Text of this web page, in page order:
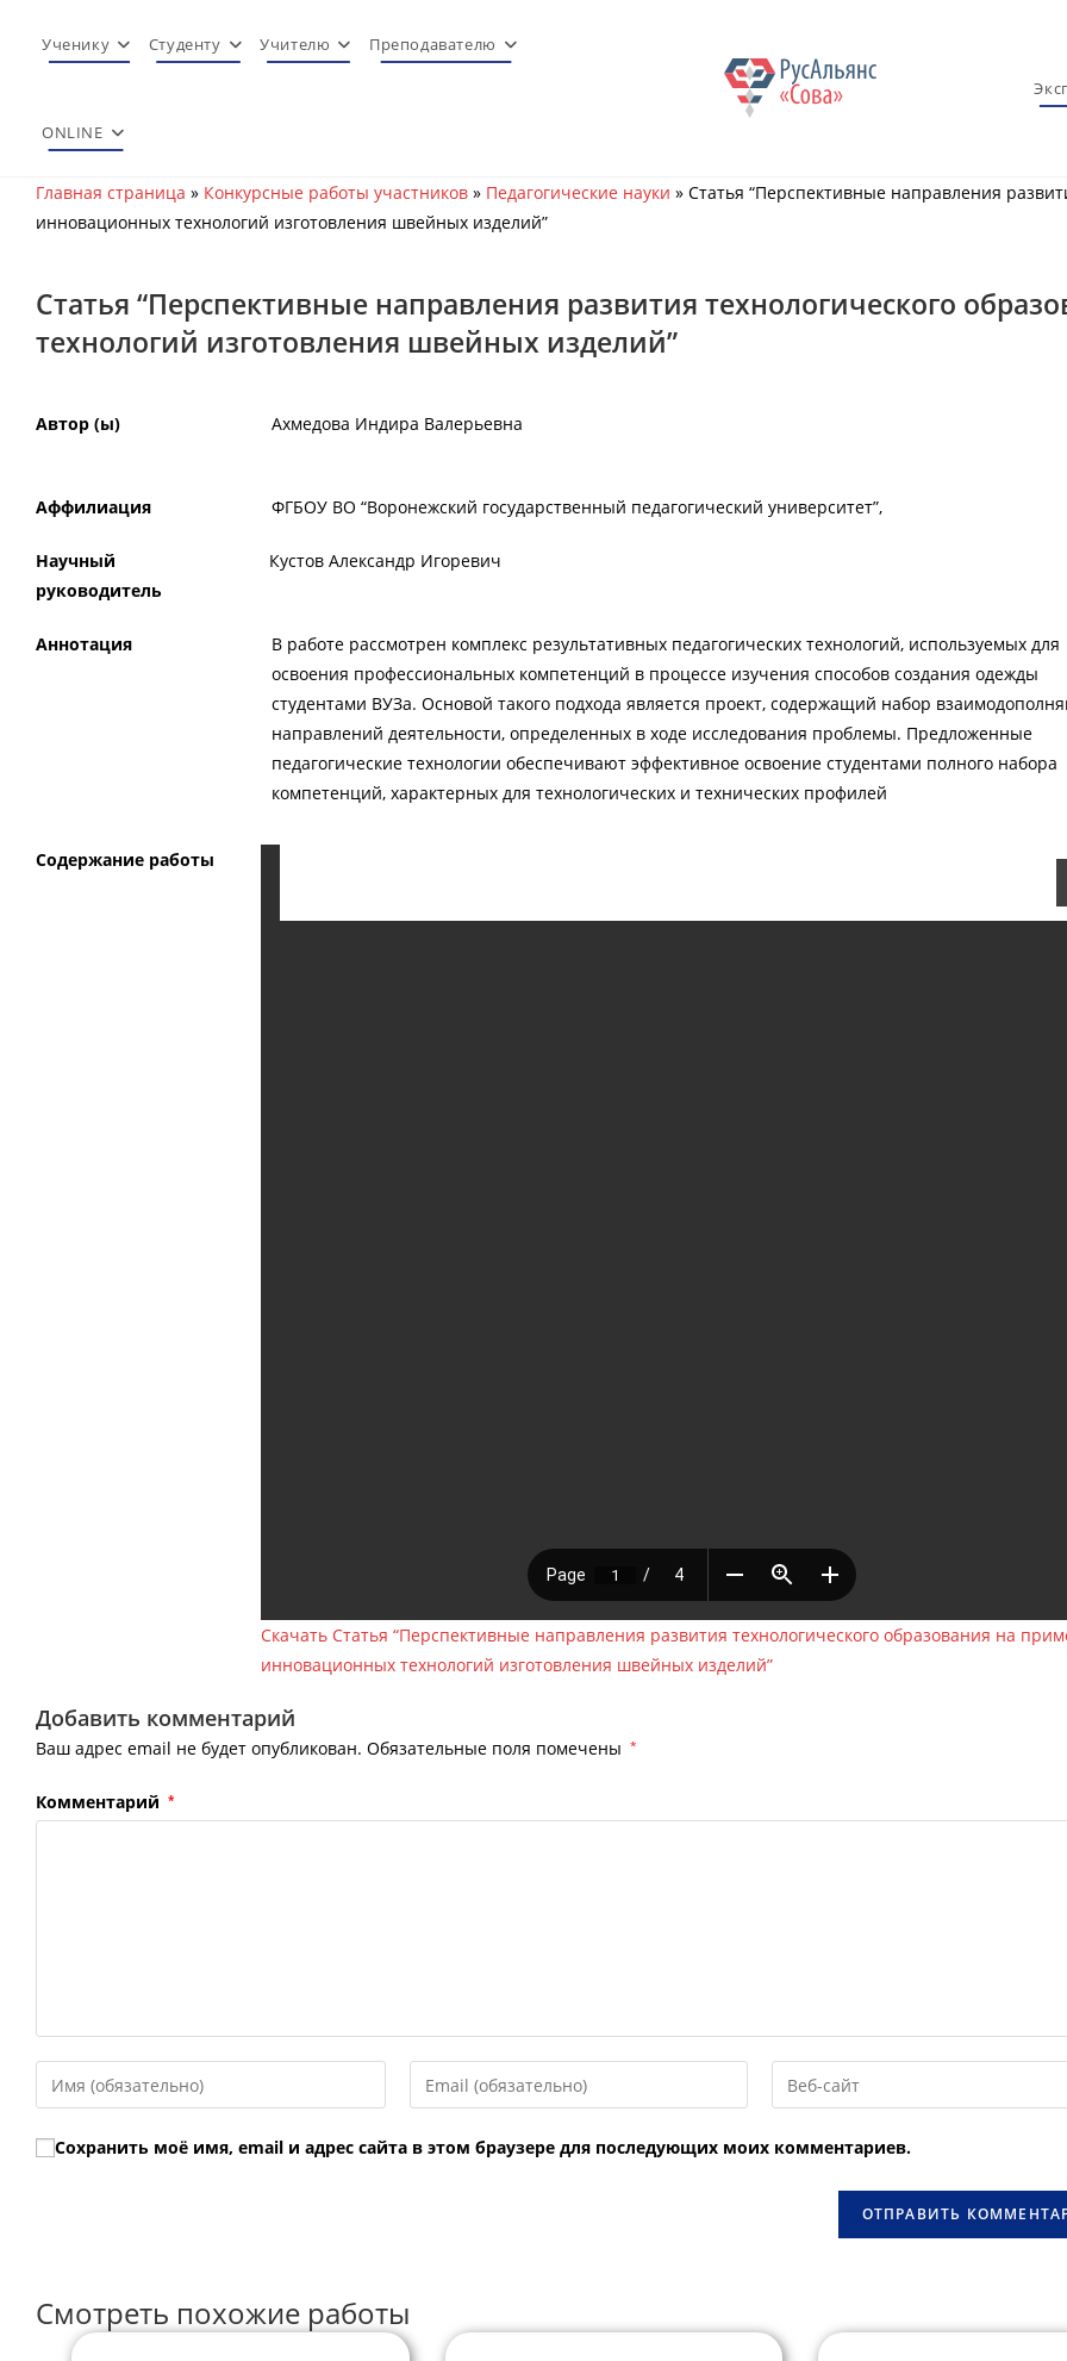
Ученику Студенту Учителю Преподавателю
ONLINE
Главная страница » Конкурсные работы участников » Педагогические науки » Статья “Перспективные направления
инновационных технологий изготовления швейных изделий”
Статья “Перспективные направления развития технологического
технологий изготовления швейных изделий”
Автор (ы) Ахмедова Индира Валерьевна
Аффилиация ФГБОУ ВО “Воронежский государственный педагогический университет”,
Научный
руководитель
Кустов Александр Игоревич
Аннотация
В работе рассмотрен комплекс результативных педагогических технологий, используемых для
освоения профессиональных компетенций в процессе изучения способов создания одежды
студентами ВУЗа. Основой такого подхода является проект, содержащий набор
направлений деятельности, определенных в ходе исследования проблемы. Предложенные
педагогические технологии обеспечивают эффективное освоение студентами полного набора
компетенций, характерных для технологических и технических профилей
Содержание работы
Скачать Статья “Перспективные направления развития технологического образования на
инновационных технологий изготовления швейных изделий”
Добавить комментарий
Ваш адрес email не будет опубликован. Обязательные поля помечены *
Комментарий *
Введите
свое
имя
или
Введите
свой
Введите
URL
(необязательно)
Сохранить моё имя, email и адрес сайта в этом браузере для последующих моих комментариев.
Смотреть похожие работы